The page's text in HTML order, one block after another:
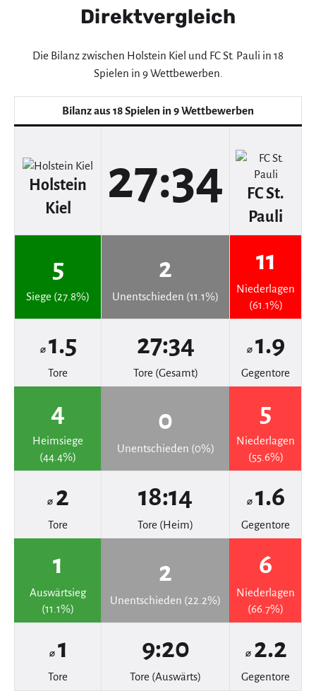
Direktvergleich
Die Bilanz zwischen Holstein Kiel und FC St. Pauli in 18
Spielen in 9 Wettbewerben.
Bilanz aus 18 Spielen in 9 Wettbewerben
Holstein
Kiel
27:34
FC St.
Pauli
5
Siege (27.8%)
2
Unentschieden (11.1%)
11
Niederlagen
(61.1%)
⌀ 1.5
Tore
27:34
Tore (Gesamt)
⌀ 1.9
Gegentore
4
Heimsiege
(44.4%)
0
Unentschieden (0%)
5
Niederlagen
(55.6%)
⌀ 2
Tore
18:14
Tore (Heim)
⌀ 1.6
Gegentore
1
Auswärtsieg
(11.1%)
2
Unentschieden (22.2%)
6
Niederlagen
(66.7%)
⌀ 1
Tore
9:20
Tore (Auswärts)
⌀ 2.2
Gegentore